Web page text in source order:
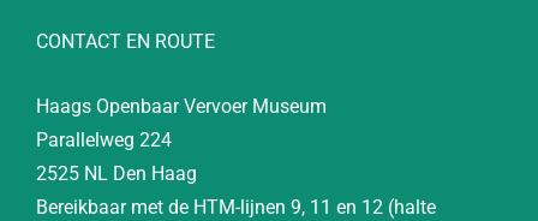
CONTACT EN ROUTE
Haags Openbaar Vervoer Museum
Parallelweg 224
2525 NL Den Haag
Bereikbaar met de HTM-lijnen 9, 11 en 12 (halte